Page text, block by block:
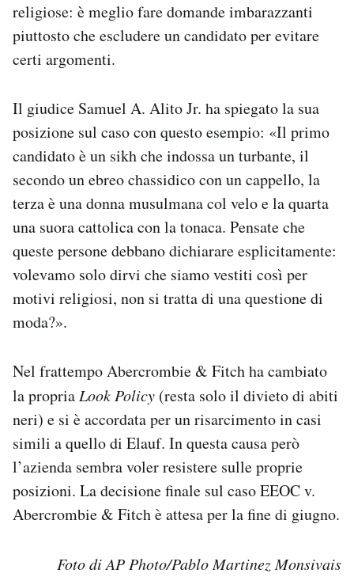
religiose: è meglio fare domande imbarazzanti
piuttosto che escludere un candidato per evitare
certi argomenti.
Il giudice Samuel A. Alito Jr. ha spiegato la sua
posizione sul caso con questo esempio: «Il primo
candidato è un sikh che indossa un turbante, il
secondo un ebreo chassidico con un cappello, la
terza è una donna musulmana col velo e la quarta
una suora cattolica con la tonaca. Pensate che
queste persone debbano dichiarare esplicitamente:
volevamo solo dirvi che siamo vestiti così per
motivi religiosi, non si tratta di una questione di
moda?».
Nel frattempo Abercrombie & Fitch ha cambiato
la propriaLook Policy (resta solo il divieto di abiti
neri) e si è accordata per un risarcimento in casi
simili a quello di Elauf. In questa causa però
l’azienda sembra voler resistere sulle proprie
posizioni. La decisione finale sul caso EEOC v.
Abercrombie & Fitch è attesa per la fine di giugno.
Foto di AP Photo/Pablo Martinez Monsivais